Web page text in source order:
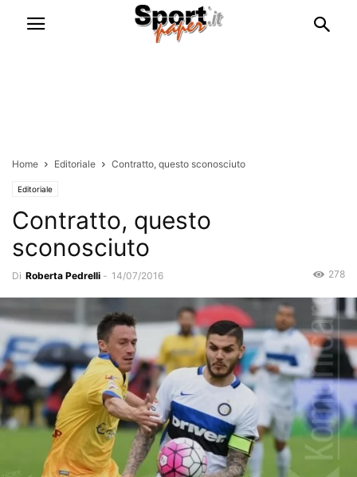
Home Editoriale Contratto, questo sconosciuto
Editoriale
Contratto, questo
sconosciuto
Di Roberta Pedrelli - 14/07/2016 278